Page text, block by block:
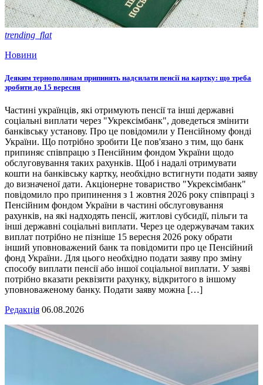
trending_flat
Новини
Деяким тернополянам припинять надсилати пенсії на картку: що треба
зробити до 15 вересня
Частині українців, які отримують пенсії та інші державні
соціальні виплати через "Укрексімбанк", доведеться змінити
банківську установу. Про це повідомили у Пенсійному фонді
України. Що потрібно зробити Це пов'язано з тим, що банк
припиняє співпрацю з Пенсійним фондом України щодо
обслуговування таких рахунків. Щоб і надалі отримувати
кошти на банківську картку, необхідно встигнути подати заяву
до визначеної дати. Акціонерне товариство "Укрексімбанк"
повідомило про припинення з 1 жовтня 2026 року співпраці з
Пенсійним фондом України в частині обслуговування
рахунків, на які надходять пенсії, житлові субсидії, пільги та
інші державні соціальні виплати. Через це одержувачам таких
виплат потрібно не пізніше 15 вересня 2026 року обрати
інший уповноважений банк та повідомити про це Пенсійний
фонд України. Для цього необхідно подати заяву про зміну
способу виплати пенсії або іншої соціальної виплати. У заяві
потрібно вказати реквізити рахунку, відкритого в іншому
уповноваженому банку. Подати заяву можна […]
Редакція 06.08.2026